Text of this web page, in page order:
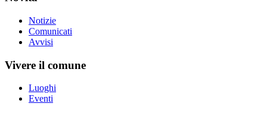
Notizie
Comunicati
Avvisi
Vivere il comune
Luoghi
Eventi